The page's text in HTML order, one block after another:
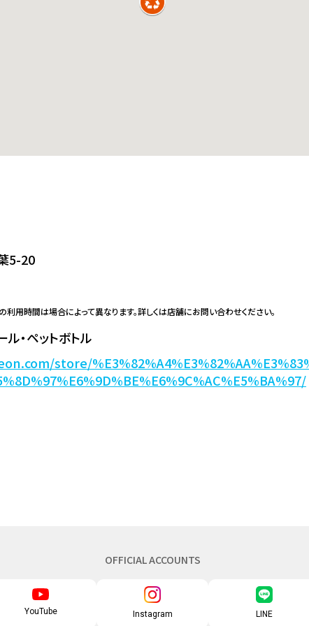
5-20
利用時間は場合によって異なります。詳しくは店舗にお問い合わせください。
ル・ペットボトル
store/
OFFICIAL ACCOUNTS
YouTube Instagram LINE